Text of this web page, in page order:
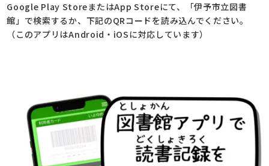
Google Play StoreまたはApp Storeにて、「伊予市立図書
館」で検索するか、下記のQRコードを読み込んでください。
（このアプリはAndroid・iOSに対応しています）